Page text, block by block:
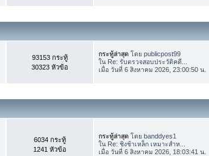
93153 กระทู้
30323 หัวข้อ
กระทู้ล่าสุด โดยpublicpost99
ใน Re: รับตรวจสอบประวัติคดี...
เมื่อ วันที่ 6 สิงหาคม 2026, 23:00:50 น.
6034 กระทู้
1241 หัวข้อ
กระทู้ล่าสุด โดยbanddyes1
ใน Re: ชิงช้าเหล็ก เหมาะสำห...
เมื่อ วันที่ 6 สิงหาคม 2026, 18:03:41 น.